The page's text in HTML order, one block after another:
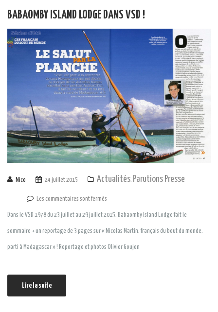
BABAOMBY ISLAND LODGE DANS VSD !
Nico 24 juillet 2015 Actualités, Parutions Presse
Les commentaires sont fermés
Dans le VSD 1978 du 23 juillet au 29 juillet 2015, Babaomby Island Lodge fait le
sommaire + un reportage de 3 pages sur « Nicolas Martin, français du bout du monde,
parti à Madagascar » ! Reportage et photos Olivier Goujon
Lire la suite